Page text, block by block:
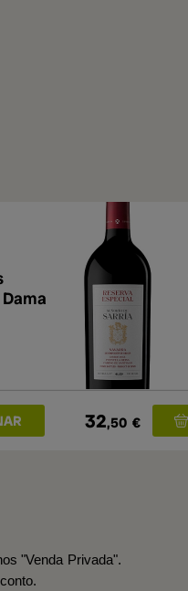
32,50 €
"Venda Privada".